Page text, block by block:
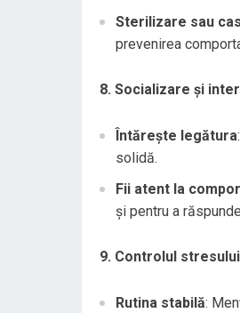
Sterilizare sau
prevenirea
8. Socializare și
Întărește legătura
solidă.
Fii atent la
și pentru a
9. Controlul stresului
Rutina stabilă: